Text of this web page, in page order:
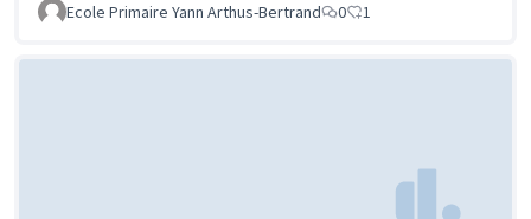
Ecole Primaire Yann Arthus-Bertrand
0 1